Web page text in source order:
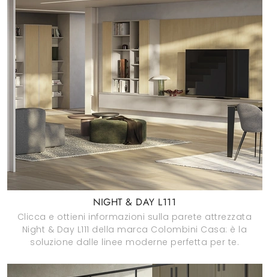
NIGHT & DAY L111
Clicca e ottieni informazioni sulla parete attrezzata
Night & Day L111 della marca Colombini Casa: è la
soluzione dalle linee moderne perfetta per te.